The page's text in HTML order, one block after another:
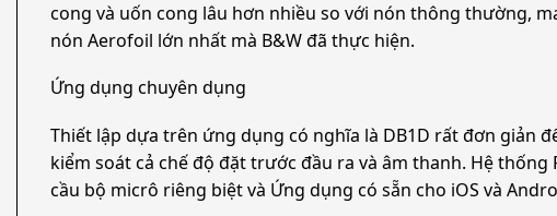
cong và uốn cong lâu hơn nhiều so với nón thông thường,
nón Aerofoil lớn nhất mà B&W đã thực hiện.
Ứng dụng chuyên dụng
Thiết lập dựa trên ứng dụng có nghĩa là DB1D rất đơn giản
kiểm soát cả chế độ đặt trước đầu ra và âm thanh. Hệ
cầu bộ micrô riêng biệt và Ứng dụng có sẵn cho iOS và